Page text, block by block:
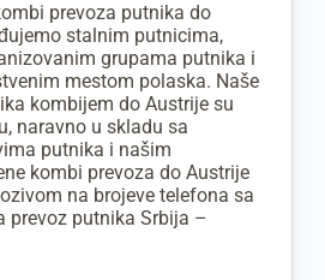
prevoza putnika do
stalnim putnicima,
grupama putnika i
mestom polaska. Naše
kombijem do Austrije su
naravno u skladu sa
putnika i našim
kombi prevoza do Austrije
na brojeve telefona sa
prevoz putnika Srbija –